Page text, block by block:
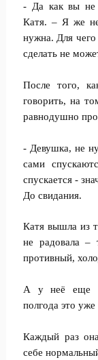
- Да как вы не
Катя. – Я же
нужна. Для чего
сделать не
После того,
говорить, на
равнодушно
- Девушка, не
сами
спускается -
До свидания.
Катя вышла из
не радовала –
противный,
А у неё еще
полгода это
Каждый раз
себе